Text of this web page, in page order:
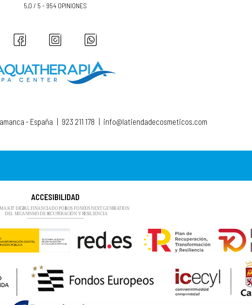
5,0 / 5 - 954 OPINIONES
- España | 923 211 178 | info@latiendadecosmeticos.com
ACCESIBILIDAD